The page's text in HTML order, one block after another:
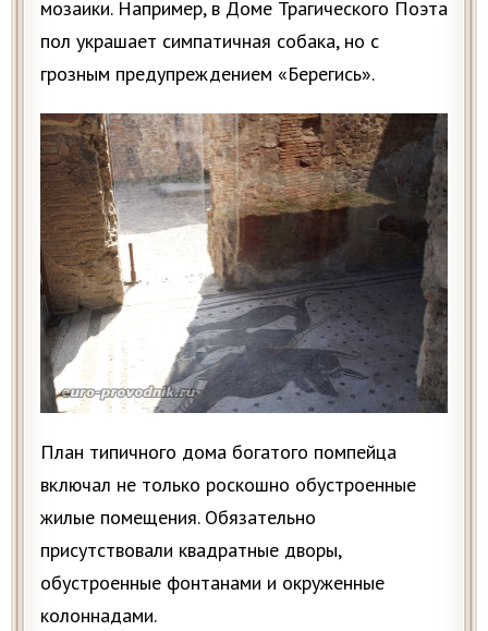
мозаики. Например, в Доме Трагического Поэта
пол украшает симпатичная собака, но с
грозным предупреждением «Берегись».
План типичного дома богатого помпейца
включал не только роскошно обустроенные
жилые помещения. Обязательно
присутствовали квадратные дворы,
обустроенные фонтанами и окруженные
колоннадами.